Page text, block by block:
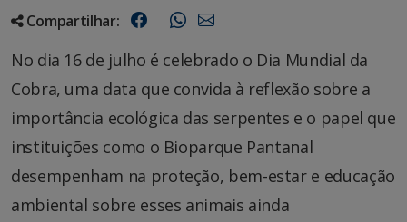
Compartilhar:
No dia 16 de julho é celebrado o Dia Mundial da
Cobra, uma data que convida à reflexão sobre a
importância ecológica das serpentes e o papel que
instituições como o Bioparque Pantanal
desempenham na proteção, bem-estar e educação
ambiental sobre esses animais ainda